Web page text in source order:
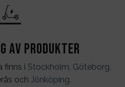
av produkter
finns i Stockholm, Göteborg,
och Jönköping.